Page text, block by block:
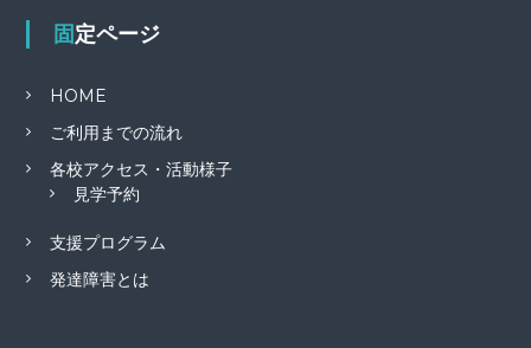
固定ページ
HOME
ご利用までの流れ
各校アクセス・活動様子
見学予約
支援プログラム
発達障害とは